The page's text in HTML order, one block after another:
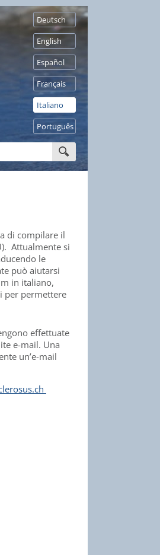
Deutsch
English
Español
Français
Italiano
Português
di compilare il
Attualmente si
le
può aiutarsi
in italiano,
per permettere
effettuate
e-mail. Una
un’e-mail